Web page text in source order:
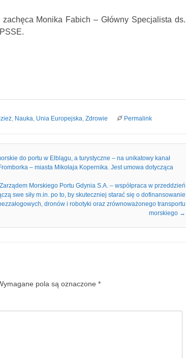
zachęca Monika Fabich – Główny Specjalista ds.
, Nauka Unia Europejska Zdrowie Permalink
do portu w Elblągu, a turystyczne – na unikatowy kanał
– miasta Mikołaja Kopernika. Jest umowa dotycząca
Morskiego Portu Gdynia S.A. – współpraca w przeddzień
swe siły m.in. po to, by skuteczniej starać się o dofinansowanie
dronów i robotyki oraz zrównoważonego transportu
morskiego →
pola są oznaczone *